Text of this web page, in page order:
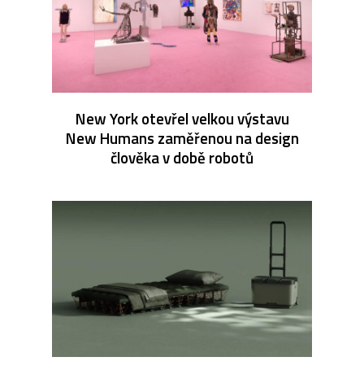
New York otevřel velkou výstavu
New Humans zaměřenou na design
člověka v době robotů